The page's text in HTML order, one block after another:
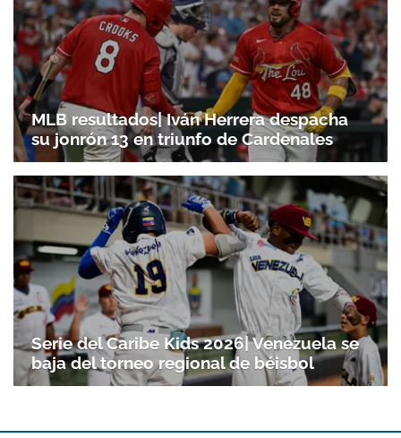
Gracias por suscribirte a nuestro boletín.
MLB resultados| Iván Herrera despacha
su jonrón 13 en triunfo de Cardenales
Serie del Caribe Kids 2026| Venezuela se
baja del torneo regional de béisbol